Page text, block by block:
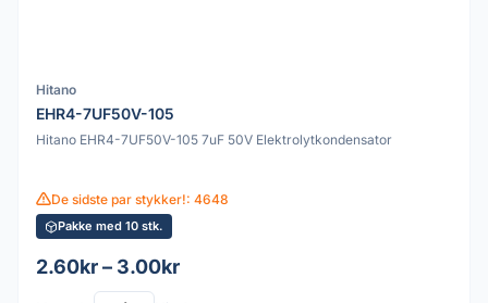
Hitano
EHR4-7UF50V-105
Hitano EHR4-7UF50V-105 7uF 50V Elektrolytkondensator
De sidste par stykker!: 4648
Pakke med 10 stk.
2.60kr – 3.00kr